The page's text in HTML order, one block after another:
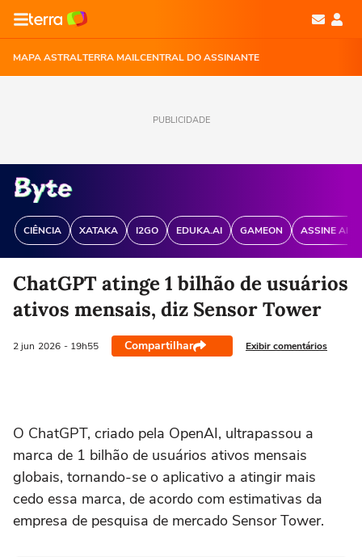
MAPA ASTRALTERRA MAILCENTRAL DO ASSINANTE
PUBLICIDADE
CIÊNCIA XATAKA I2GO EDUKA.AI GAMEON ASSINE
ChatGPT atinge 1 bilhão de usuários
ativos mensais, diz Sensor Tower
2 jun 2026 - 19h55 Compartilhar Exibir comentários
O ChatGPT, ‌criado pela OpenAI, ultrapassou a
marca de 1 bilhão de usuários ativos mensais
globais, tornando-se o aplicativo a ⁠atingir mais
cedo essa marca, ‌de acordo com estimativas da
empresa de pesquisa ‌de mercado Sensor ‌Tower.